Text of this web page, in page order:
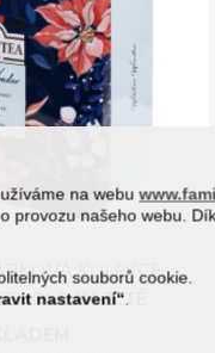
na webu
provozu našeho webu.
souborů cookie.
nastavení“.
do oblíbenýchKOLEKCE
KAZETĚ